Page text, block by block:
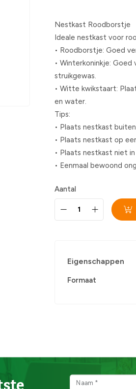
Nestkast Roodborstje
Ideale nestkast voor
• Roodborstje: Goed
• Winterkoninkje:
struikgewas.
• Witte kwikstaart:
en water.
Tips:
• Plaats nestkast
• Plaats nestkast op
• Plaats nestkast niet
• Eenmaal bewoond
Aantal
Eigenschappen
Formaat
Naam *